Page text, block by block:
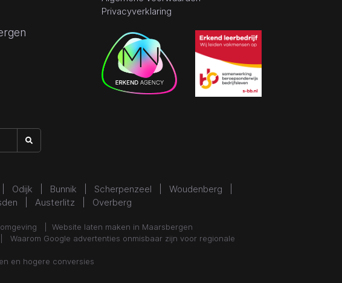
Privacyverklaring
| Bunnik | Scherpenzeel | Woudenberg |
| Austerlitz | Overberg
Website laten maken in Maarsbergen
| Waarom Google advertenties onmisbaar zijn voor regionale
en hogere conversies